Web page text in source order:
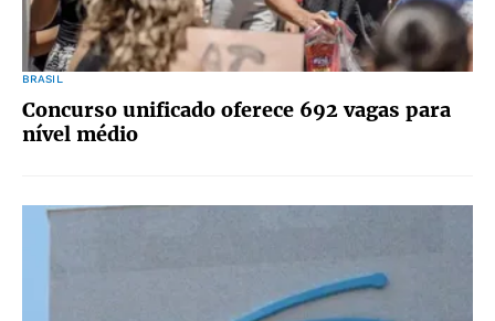
BRASIL
Concurso unificado oferece 692 vagas para
nível médio